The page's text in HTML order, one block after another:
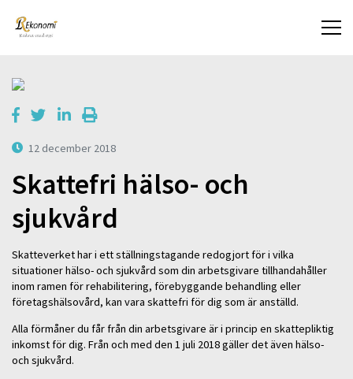
12 december 2018
Skattefri hälso- och
sjukvård
Skatteverket har i ett ställningstagande redogjort för i vilka
situationer hälso- och sjukvård som din arbetsgivare tillhandahåller
inom ramen för rehabilitering, förebyggande behandling eller
företagshälsovård, kan vara skattefri för dig som är anställd.
Alla förmåner du får från din arbetsgivare är i princip en skattepliktig
inkomst för dig. Från och med den 1 juli 2018 gäller det även hälso-
och sjukvård.